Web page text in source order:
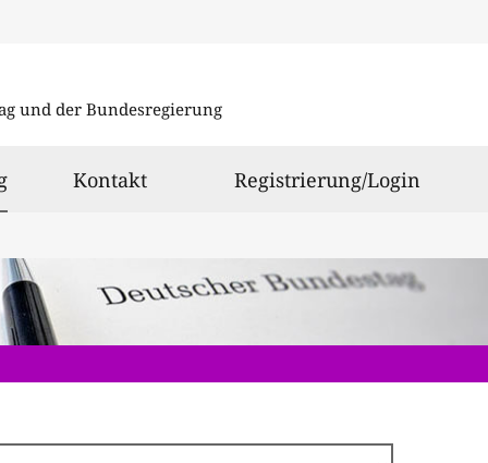
und der Bundesregierung
ausgewählt
Kontakt Registrierung/Login